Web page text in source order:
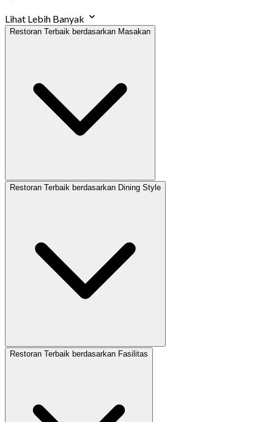
Lihat Lebih Banyak
Restoran Terbaik berdasarkan Masakan
Restoran Terbaik berdasarkan Dining Style
Restoran Terbaik berdasarkan Fasilitas